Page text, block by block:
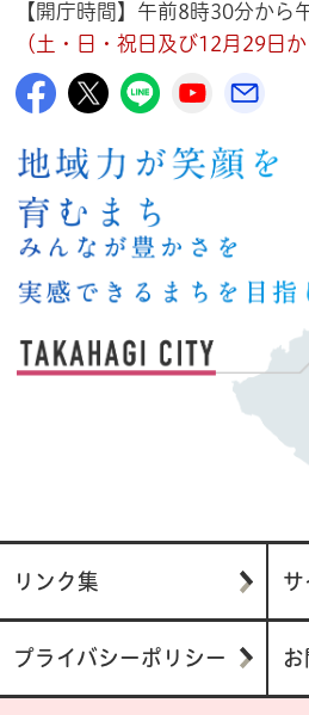
【開庁時間】午前8時30分から
（土・日・祝日及び12月29日
高萩市公式Facebook
高萩市公式X
高萩市公式
高萩市
リンク集 サ
プライバシーポリシー お